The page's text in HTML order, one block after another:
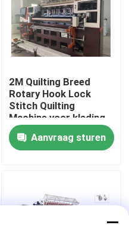
2M Quilting Breed
Rotary Hook Lock
Stitch Quilting
Machine voor kleding
Aanvraag sturen